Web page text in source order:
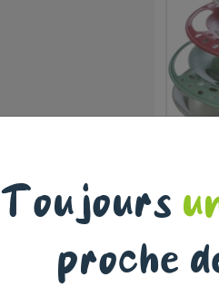
CM
12
Toujours
proche